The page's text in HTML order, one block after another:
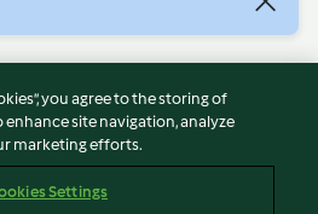
you agree to the storing of
site navigation, analyze
marketing efforts.
Settings